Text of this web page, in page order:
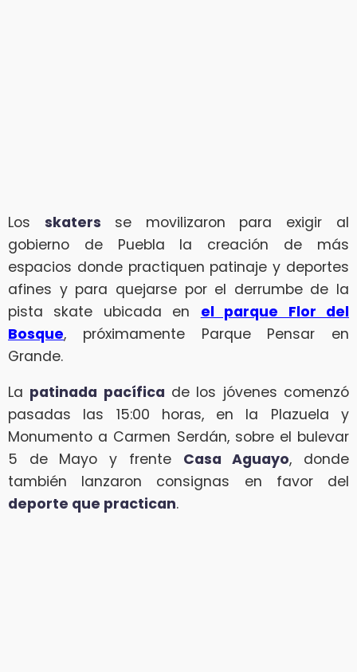
Los skaters se movilizaron para exigir al
gobierno de Puebla la creación de más
espacios donde practiquen patinaje y deportes
afines y para quejarse por el derrumbe de la
pista skate ubicada en el parque Flor del
Bosque, próximamente Parque Pensar en
Grande.
La patinada pacífica de los jóvenes comenzó
pasadas las 15:00 horas, en la Plazuela y
Monumento a Carmen Serdán, sobre el bulevar
5 de Mayo y frente Casa Aguayo, donde
también lanzaron consignas en favor del
deporte que practican.